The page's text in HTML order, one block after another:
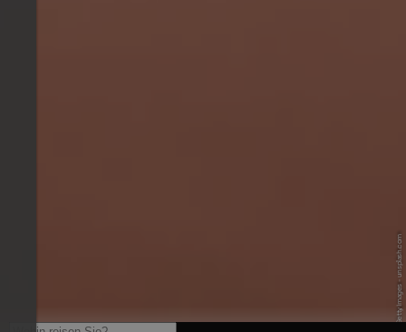
© Unsplash - Getty Images - unsplash.com